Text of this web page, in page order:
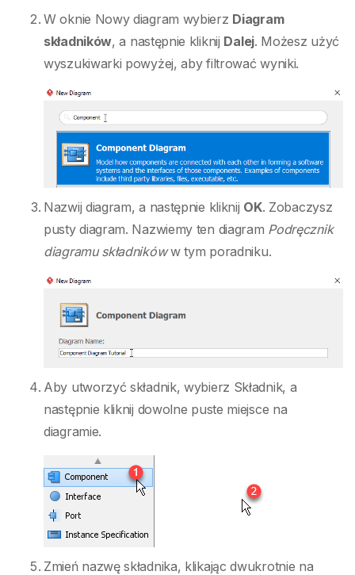
W oknie Nowy diagram wybierz Diagram
składników, a następnie kliknij Dalej. Możesz użyć
wyszukiwarki powyżej, aby filtrować wyniki.
Nazwij diagram, a następnie kliknij OK. Zobaczysz
pusty diagram. Nazwiemy ten diagram Podręcznik
diagramu składnikóww tym poradniku.
Aby utworzyć składnik, wybierz Składnik, a
następnie kliknij dowolne puste miejsce na
diagramie.
Zmień nazwę składnika, klikając dwukrotnie na